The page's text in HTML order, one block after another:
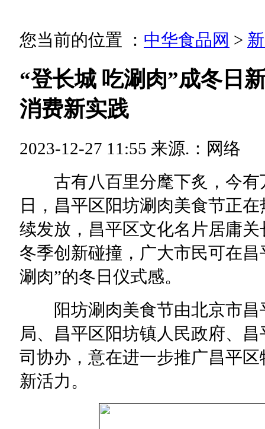
您当前的位置 ： 中华食品网 >
“登长城 吃涮肉”成冬日
消费新实践
2023-12-27 11:55 来源.：网络
古有八百里分麾下炙，今有
日，昌平区阳坊涮肉美食节正
续发放，昌平区文化名片居庸
冬季创新碰撞，广大市民可在
涮肉”的冬日仪式感。
阳坊涮肉美食节由北京市昌
局、昌平区阳坊镇人民政府、
司协办，意在进一步推广昌平
新活力。